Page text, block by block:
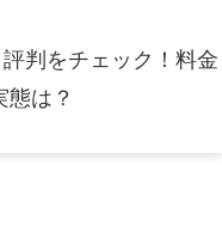
判をチェック！料金
は？